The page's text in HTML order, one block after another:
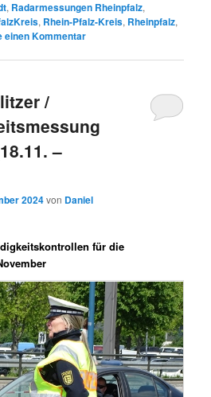
, Radarmessungen Rheinpfalz,
, Rhein-Pfalz-Kreis, Rheinpfalz,
einen Kommentar
/
–
2024von Daniel
für die